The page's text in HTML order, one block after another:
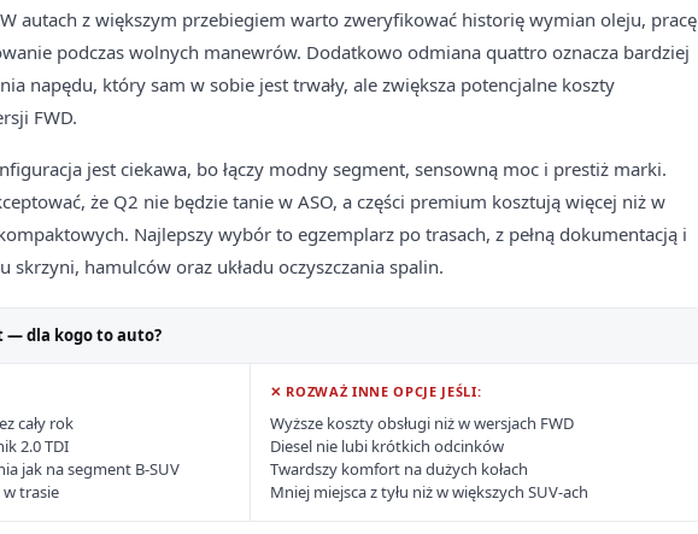
autach z większym przebiegiem warto zweryfikować historię wymian oleju, pracę
podczas wolnych manewrów. Dodatkowo odmiana quattro oznacza bardziej
napędu, który sam w sobie jest trwały, ale zwiększa potencjalne koszty
FWD.
jest ciekawa, bo łączy modny segment, sensowną moc i prestiż marki.
że Q2 nie będzie tanie w ASO, a części premium kosztują więcej niż w
Najlepszy wybór to egzemplarz po trasach, z pełną dokumentacją i
skrzyni, hamulców oraz układu oczyszczania spalin.
— dla kogo to auto?
cały rok
2.0 TDI
jak na segment B-SUV
trasie
✕ ROZWAŻ INNE OPCJE JEŚLI:
Wyższe koszty obsługi niż w wersjach FWD
Diesel nie lubi krótkich odcinków
Twardszy komfort na dużych kołach
Mniej miejsca z tyłu niż w większych SUV-ach